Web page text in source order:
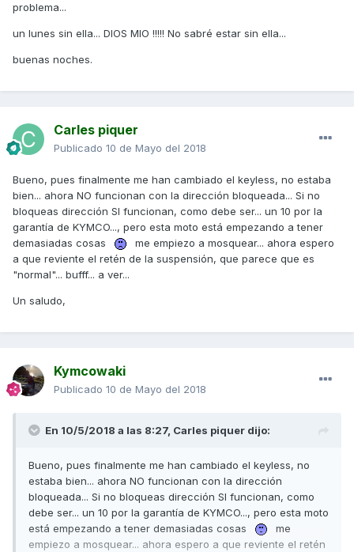
problema...
un lunes sin ella... DIOS MIO !!!!! No sabré estar sin ella...
buenas noches.
Carles piquer
Publicado 10 de Mayo del 2018
Bueno, pues finalmente me han cambiado el keyless, no estaba
bien... ahora NO funcionan con la dirección bloqueada... Si no
bloqueas dirección SI funcionan, como debe ser... un 10 por la
garantía de KYMCO..., pero esta moto está empezando a tener
demasiadas cosas
me empiezo a mosquear... ahora espero
a que reviente el retén de la suspensión, que parece que es
"normal"... bufff... a ver...
Un saludo,
Kymcowaki
Publicado 10 de Mayo del 2018
En 10/5/2018 a las 8:27, Carles piquer dijo:
Bueno, pues finalmente me han cambiado el keyless, no
estaba bien... ahora NO funcionan con la dirección
bloqueada... Si no bloqueas dirección SI funcionan, como
debe ser... un 10 por la garantía de KYMCO..., pero esta moto
está empezando a tener demasiadas cosas
me
empiezo a mosquear... ahora espero a que reviente el retén